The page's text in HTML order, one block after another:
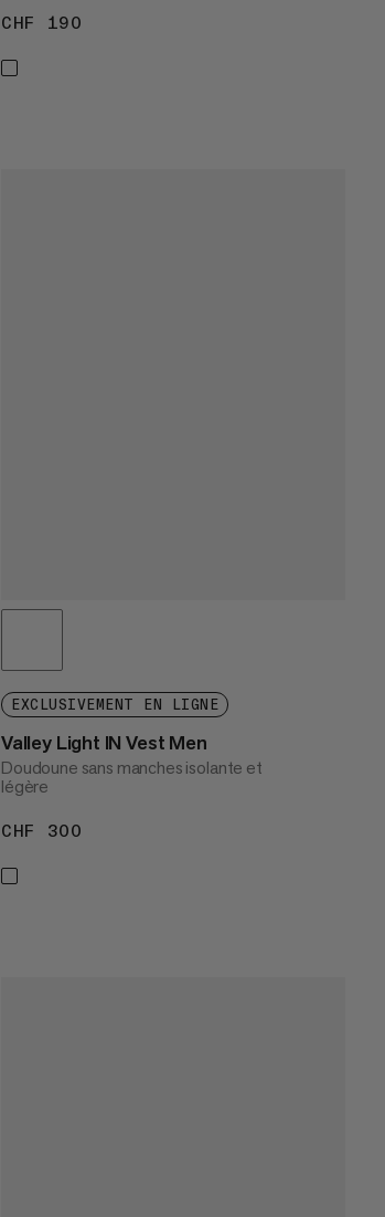
CHF 190
EXCLUSIVEMENT EN LIGNE
Valley Light IN Vest Men
Doudoune sans manches isolante et
légère
CHF 300